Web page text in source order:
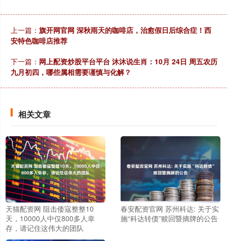
上一篇： 旗开网官网 深秋雨天的咖啡店，治愈假日后综合症！西
安特色咖啡店推荐
下一篇： 网上配资炒股平台平台 沐沐说生肖：10月 24日 周五农历
九月初四，哪些属相需要谨慎与化解？
相关文章
天猫配资网 阻击倭寇整整10
天，10000人中仅800多人幸
存，请记住这伟大的团队
春安配资官网 苏州科达: 关于实
施“科达转债”赎回暨摘牌的公告